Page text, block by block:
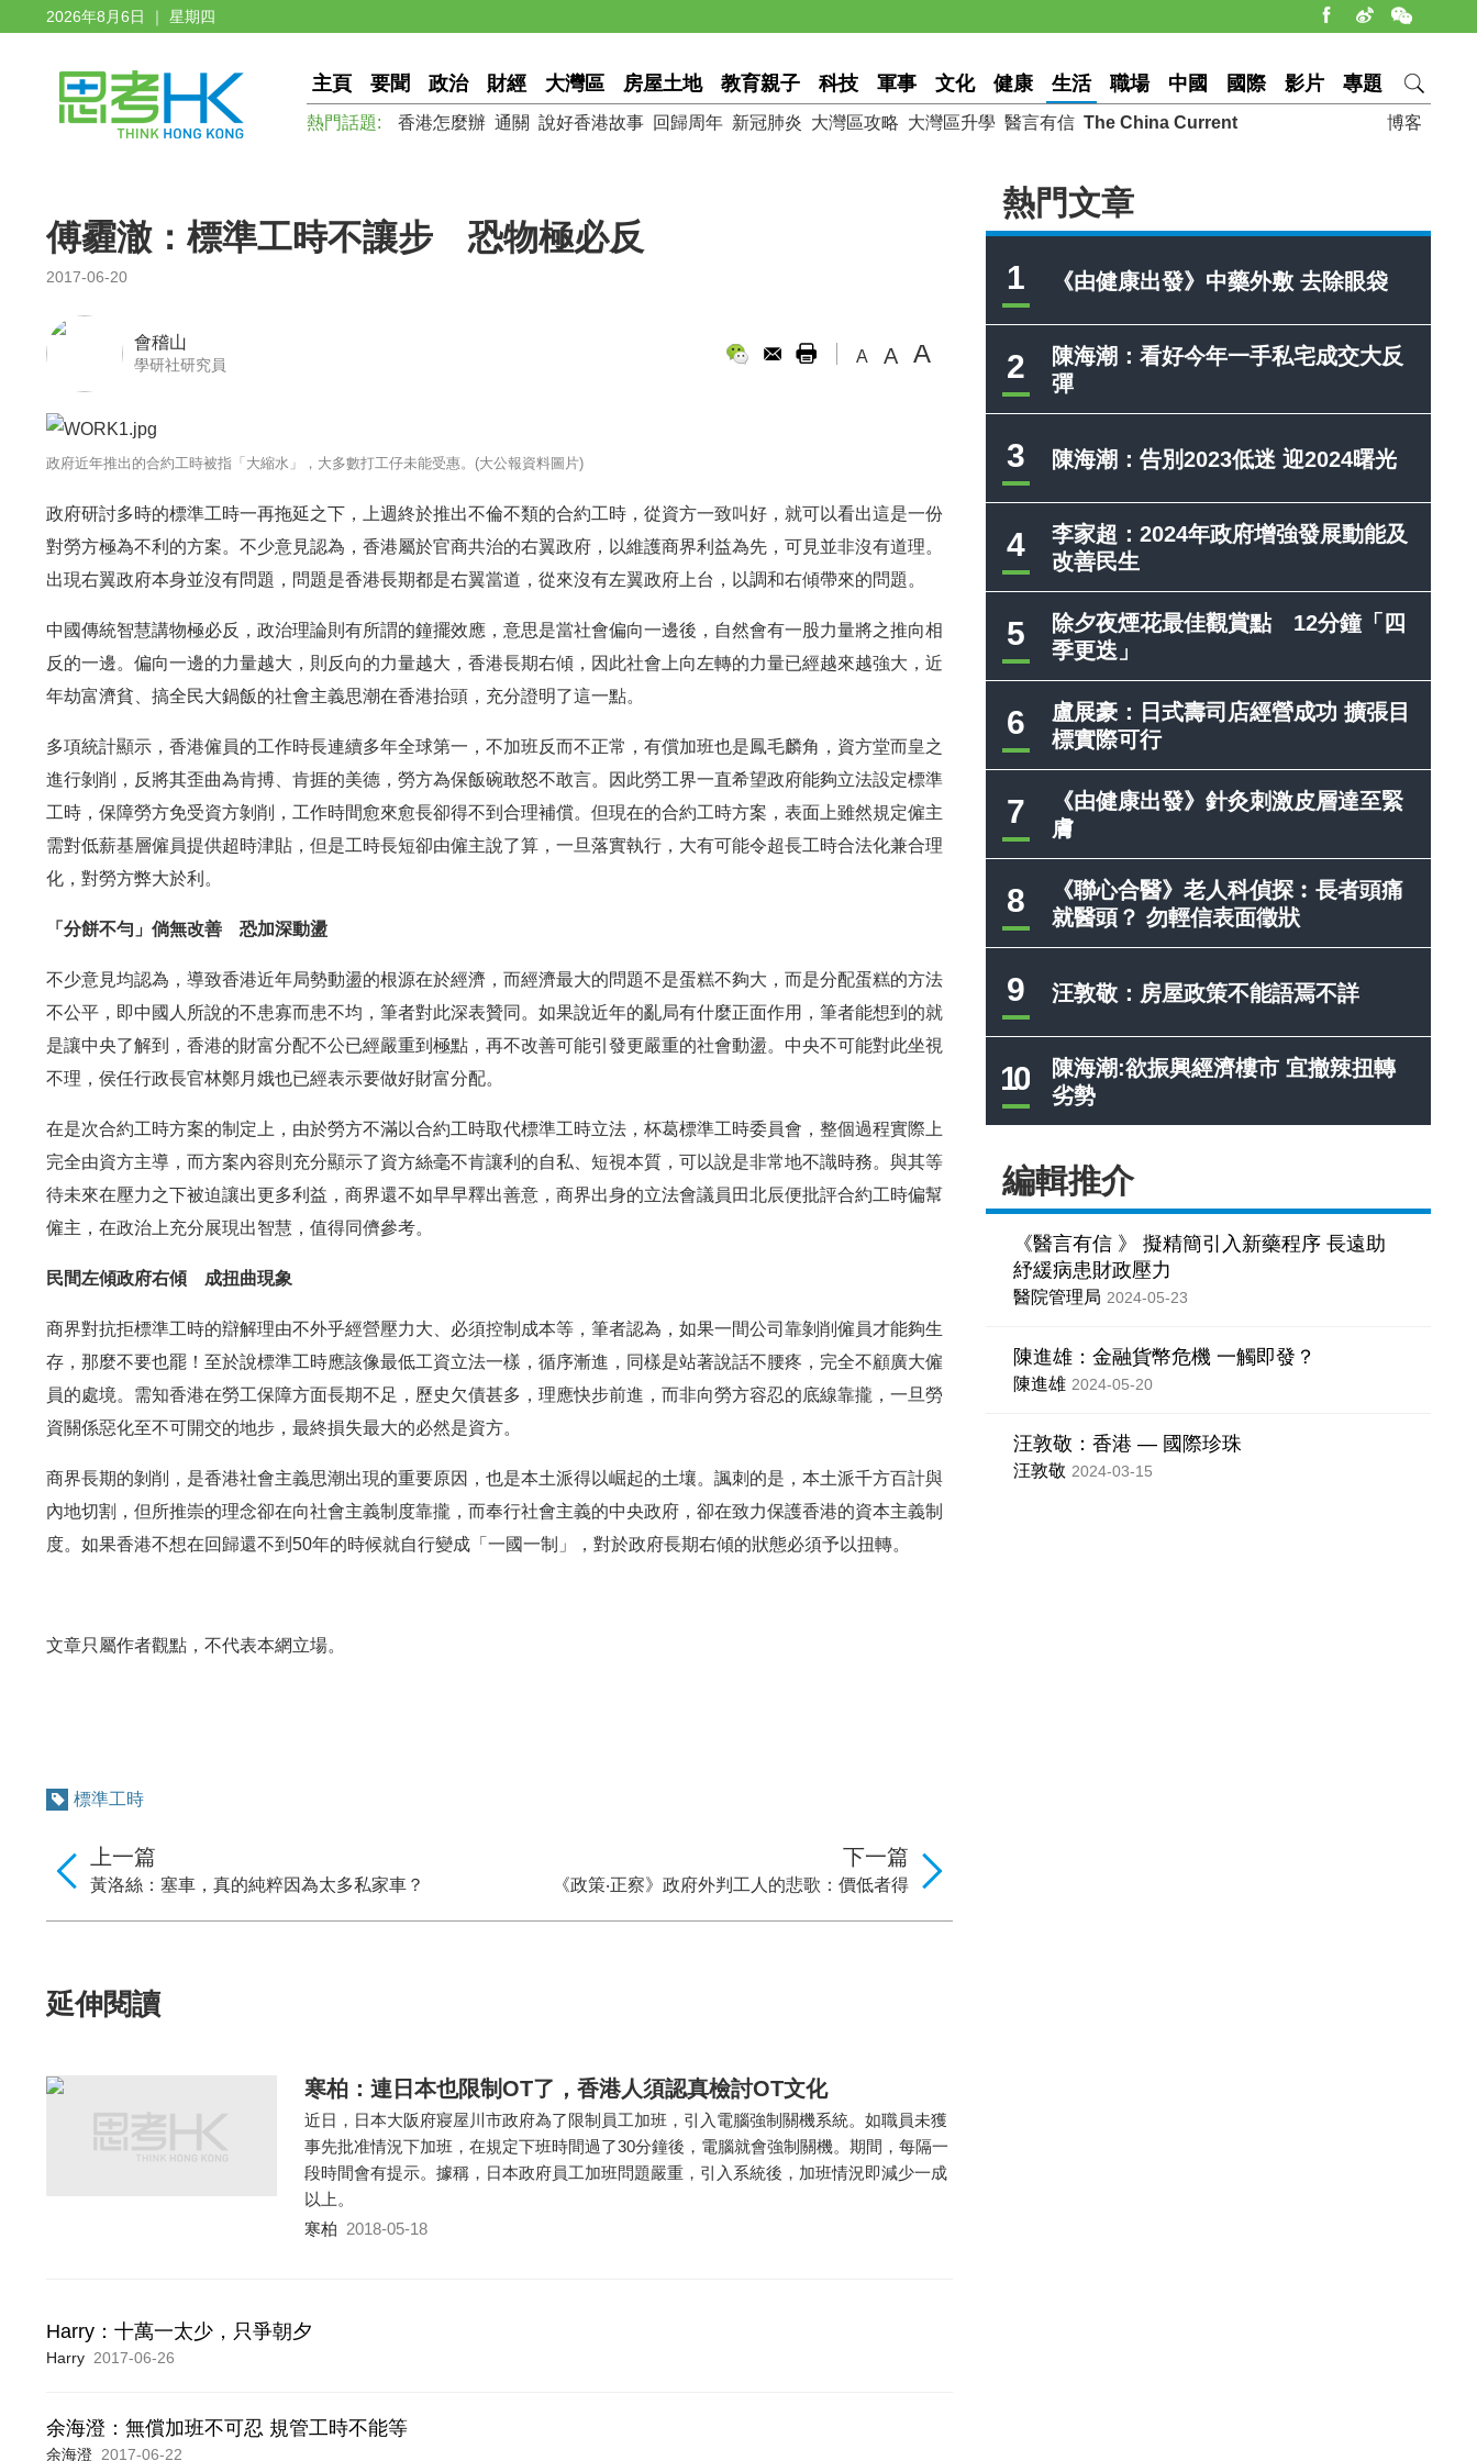
2026年8月6日 ｜ 星期四
主頁 要聞 政治 財經 大灣區 房屋土地 教育親子 科技 軍事 文化 健康 生活 職場 中國 國際 影片 專題
博客
熱門話題: 香港怎麼辦 通關 說好香港故事 回歸周年 新冠肺炎 大灣區攻略 大灣區升學 醫言有信 The China Current
熱門文章
1 《由健康出發》中藥外敷 去除眼袋
2
陳海潮：看好今年一手私宅成交大反
彈
3 陳海潮：告別2023低迷 迎2024曙光
4
李家超：2024年政府增強發展動能及
改善民生
5
除夕夜煙花最佳觀賞點 12分鐘「四
季更迭」
6
盧展豪：日式壽司店經營成功 擴張目
標實際可行
7
《由健康出發》針灸刺激皮層達至緊
膚
8
《聯心合醫》老人科偵探︰長者頭痛
就醫頭？ 勿輕信表面徵狀
9 汪敦敬：房屋政策不能語焉不詳
10
陳海潮:欲振興經濟樓市 宜撤辣扭轉
劣勢
編輯推介
《醫言有信 》 擬精簡引入新藥程序 長遠助
紓緩病患財政壓力
醫院管理局 2024-05-23
陳進雄：金融貨幣危機 一觸即發？
陳進雄 2024-05-20
汪敦敬：香港 — 國際珍珠
汪敦敬 2024-03-15
傅霾澈：標準工時不讓步 恐物極必反
2017-06-20
會稽山
學研社研究員 A A A
政府近年推出的合約工時被指「大縮水」，大多數打工仔未能受惠。(大公報資料圖片)
政府研討多時的標準工時一再拖延之下，上週終於推出不倫不類的合約工時，從資方一致叫好，就可以看出這是一份
對勞方極為不利的方案。不少意見認為，香港屬於官商共治的右翼政府，以維護商界利益為先，可見並非沒有道理。
出現右翼政府本身並沒有問題，問題是香港長期都是右翼當道，從來沒有左翼政府上台，以調和右傾帶來的問題。
中國傳統智慧講物極必反，政治理論則有所謂的鐘擺效應，意思是當社會偏向一邊後，自然會有一股力量將之推向相
反的一邊。偏向一邊的力量越大，則反向的力量越大，香港長期右傾，因此社會上向左轉的力量已經越來越強大，近
年劫富濟貧、搞全民大鍋飯的社會主義思潮在香港抬頭，充分證明了這一點。
多項統計顯示，香港僱員的工作時長連續多年全球第一，不加班反而不正常，有償加班也是鳳毛麟角，資方堂而皇之
進行剝削，反將其歪曲為肯搏、肯捱的美德，勞方為保飯碗敢怒不敢言。因此勞工界一直希望政府能夠立法設定標準
工時，保障勞方免受資方剝削，工作時間愈來愈長卻得不到合理補償。但現在的合約工時方案，表面上雖然規定僱主
需對低薪基層僱員提供超時津貼，但是工時長短卻由僱主說了算，一旦落實執行，大有可能令超長工時合法化兼合理
化，對勞方弊大於利。
「分餅不勻」倘無改善 恐加深動盪
不少意見均認為，導致香港近年局勢動盪的根源在於經濟，而經濟最大的問題不是蛋糕不夠大，而是分配蛋糕的方法
不公平，即中國人所說的不患寡而患不均，筆者對此深表贊同。如果說近年的亂局有什麼正面作用，筆者能想到的就
是讓中央了解到，香港的財富分配不公已經嚴重到極點，再不改善可能引發更嚴重的社會動盪。中央不可能對此坐視
不理，侯任行政長官林鄭月娥也已經表示要做好財富分配。
在是次合約工時方案的制定上，由於勞方不滿以合約工時取代標準工時立法，杯葛標準工時委員會，整個過程實際上
完全由資方主導，而方案內容則充分顯示了資方絲毫不肯讓利的自私、短視本質，可以說是非常地不識時務。與其等
待未來在壓力之下被迫讓出更多利益，商界還不如早早釋出善意，商界出身的立法會議員田北辰便批評合約工時偏幫
僱主，在政治上充分展現出智慧，值得同儕參考。
民間左傾政府右傾 成扭曲現象
商界對抗拒標準工時的辯解理由不外乎經營壓力大、必須控制成本等，筆者認為，如果一間公司靠剝削僱員才能夠生
存，那麼不要也罷！至於說標準工時應該像最低工資立法一樣，循序漸進，同樣是站著說話不腰疼，完全不顧廣大僱
員的處境。需知香港在勞工保障方面長期不足，歷史欠債甚多，理應快步前進，而非向勞方容忍的底線靠攏，一旦勞
資關係惡化至不可開交的地步，最終損失最大的必然是資方。
商界長期的剝削，是香港社會主義思潮出現的重要原因，也是本土派得以崛起的土壤。諷刺的是，本土派千方百計與
內地切割，但所推崇的理念卻在向社會主義制度靠攏，而奉行社會主義的中央政府，卻在致力保護香港的資本主義制
度。如果香港不想在回歸還不到50年的時候就自行變成「一國一制」，對於政府長期右傾的狀態必須予以扭轉。
文章只屬作者觀點，不代表本網立場。
標準工時
下一篇
《政策‧正察》政府外判工人的悲歌：價低者得
上一篇
黃洛絲：塞車，真的純粹因為太多私家車？
延伸閱讀
寒柏：連日本也限制OT了，香港人須認真檢討OT文化
近日，日本大阪府寢屋川市政府為了限制員工加班，引入電腦強制關機系統。如職員未獲
事先批准情況下加班，在規定下班時間過了30分鐘後，電腦就會強制關機。期間，每隔一
段時間會有提示。據稱，日本政府員工加班問題嚴重，引入系統後，加班情況即減少一成
以上。
寒柏 2018-05-18
Harry：十萬一太少，只爭朝夕
Harry 2017-06-26
余海澄：無償加班不可忍 規管工時不能等
余海澄 2017-06-22